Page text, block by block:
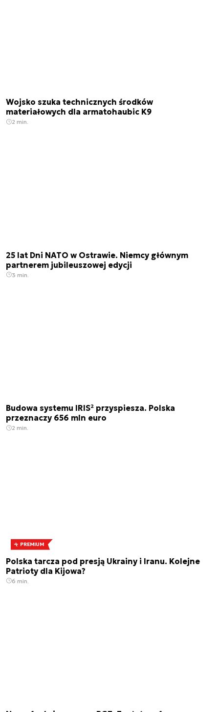
Wojsko szuka technicznych środków
materiałowych dla armatohaubic K9
2 min.
25 lat Dni NATO w Ostrawie. Niemcy głównym
partnerem jubileuszowej edycji
3 min.
Budowa systemu IRIS² przyspiesza. Polska
przeznaczy 656 mln euro
2 min.
PREMIUM
Polska tarcza pod presją Ukrainy i Iranu. Kolejne
Patrioty dla Kijowa?
6 min.